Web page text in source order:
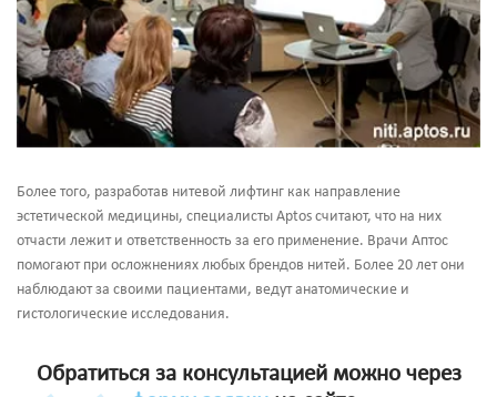
Более того, разработав нитевой лифтинг как направление
эстетической медицины, специалисты Aptos считают, что на них
отчасти лежит и ответственность за его применение. Врачи Аптос
помогают при осложнениях любых брендов нитей. Более 20 лет они
наблюдают за своими пациентами, ведут анатомические и
гистологические исследования.
Обратиться за консультацией можно через